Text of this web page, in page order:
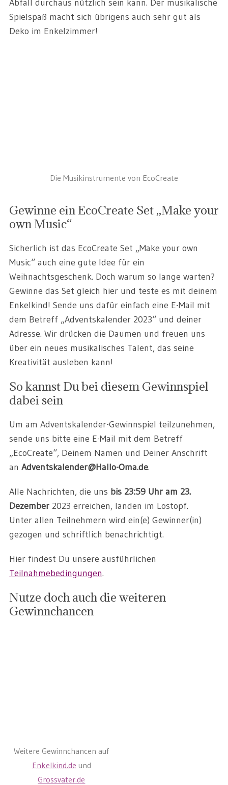
Abfall durchaus nützlich sein kann. Der musikalische
Spielspaß macht sich übrigens auch sehr gut als
Deko im Enkelzimmer!
Die Musikinstrumente von EcoCreate
Gewinne ein EcoCreate Set „Make your
own Music“
Sicherlich ist das EcoCreate Set „Make your own
Music“ auch eine gute Idee für ein
Weihnachtsgeschenk. Doch warum so lange warten?
Gewinne das Set gleich hier und teste es mit deinem
Enkelkind! Sende uns dafür einfach eine E-Mail mit
dem Betreff „Adventskalender 2023“ und deiner
Adresse. Wir drücken die Daumen und freuen uns
über ein neues musikalisches Talent, das seine
Kreativität ausleben kann!
So kannst Du bei diesem Gewinnspiel
dabei sein
Um am Adventskalender-Gewinnspiel teilzunehmen,
sende uns bitte eine E-Mail mit dem Betreff
„EcoCreate“, Deinem Namen und Deiner Anschrift
an Adventskalender@Hallo-Oma.de.
Alle Nachrichten, die uns bis 23:59 Uhr am 23.
Dezember2023 erreichen, landen im Lostopf.
Unter allen Teilnehmern wird ein(e) Gewinner(in)
gezogen und schriftlich benachrichtigt.
Hier findest Du unsere ausführlichen
Teilnahmebedingungen.
Nutze doch auch die weiteren
Gewinnchancen
Weitere Gewinnchancen auf
Enkelkind.de und
Grossvater.de